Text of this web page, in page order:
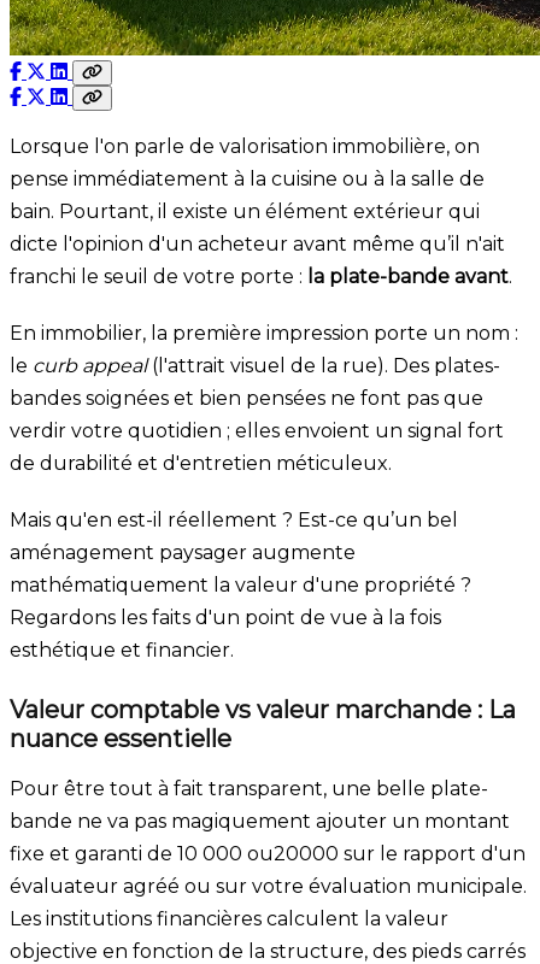
Lorsque l'on parle de valorisation immobilière, on
pense immédiatement à la cuisine ou à la salle de
bain. Pourtant, il existe un élément extérieur qui
dicte l'opinion d'un acheteur avant même qu’il n'ait
franchi le seuil de votre porte : la plate-bande avant.
En immobilier, la première impression porte un nom :
le curb appeal(l'attrait visuel de la rue). Des plates-
bandes soignées et bien pensées ne font pas que
verdir votre quotidien ; elles envoient un signal fort
de durabilité et d'entretien méticuleux.
Mais qu'en est-il réellement ? Est-ce qu’un bel
aménagement paysager augmente
mathématiquement la valeur d'une propriété ?
Regardons les faits d'un point de vue à la fois
esthétique et financier.
Valeur comptable vs valeur marchande : La
nuance essentielle
Pour être tout à fait transparent, une belle plate-
bande ne va pas magiquement ajouter un montant
fixe et garanti de 10 000 ou20000 sur le rapport d'un
évaluateur agréé ou sur votre évaluation municipale.
Les institutions financières calculent la valeur
objective en fonction de la structure, des pieds carrés